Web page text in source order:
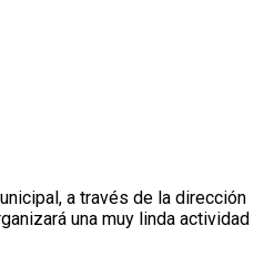
a través de la dirección
una muy linda actividad